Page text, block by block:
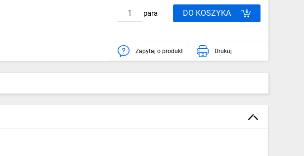
para DO KOSZYKA
Zapytaj o produkt Drukuj